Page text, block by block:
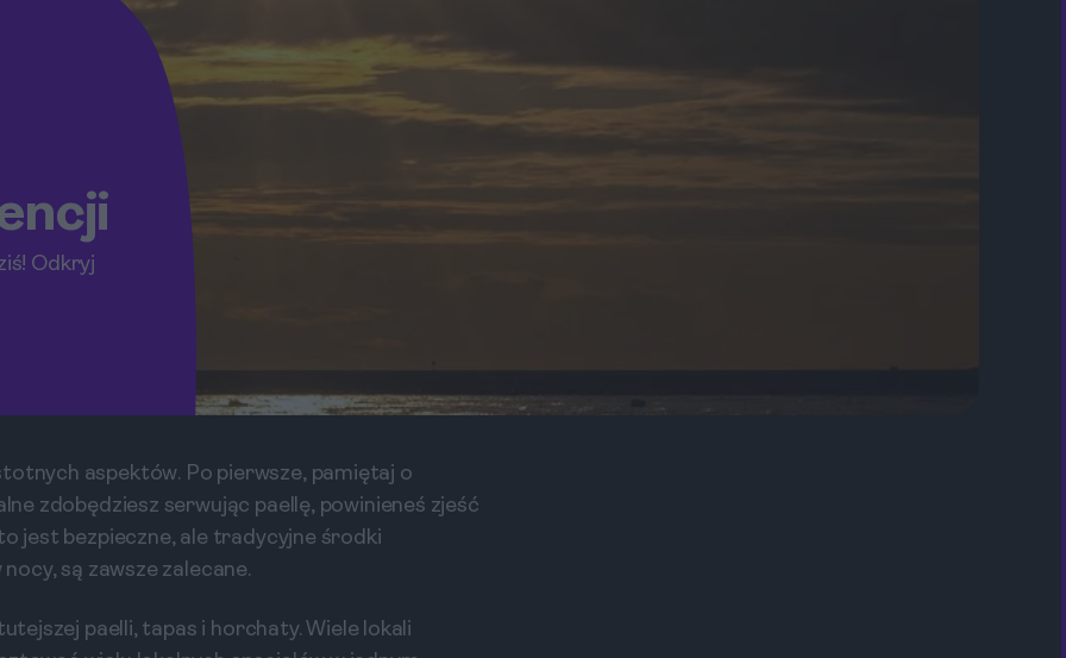
Odkryj
aspektów. Po pierwsze, pamiętaj o
zdobędziesz serwując paellę, powinieneś zjeść
jest bezpieczne, ale tradycyjne środki
są zawsze zalecane.
paelli, tapas i horchaty. Wiele lokali